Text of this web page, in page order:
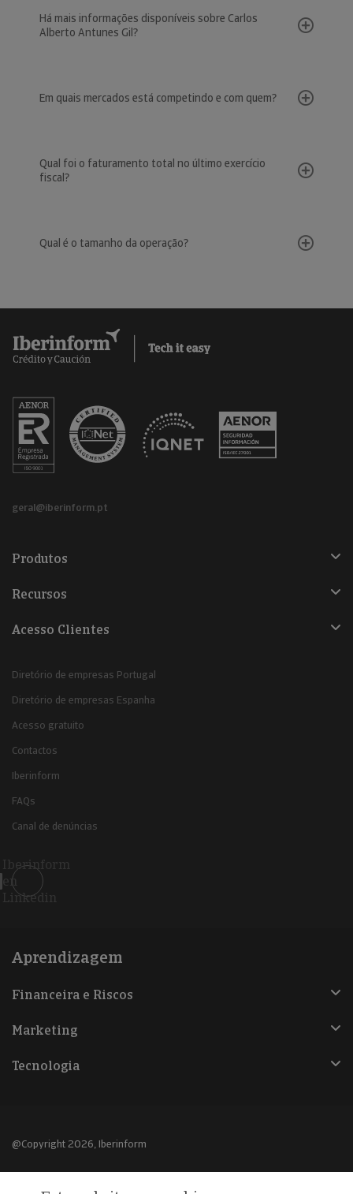
Há mais informações disponíveis sobre Carlos
Alberto Antunes Gil?
Em quais mercados está competindo e com quem?
Qual foi o faturamento total no último exercício
fiscal?
Qual é o tamanho da operação?
geral@iberinform.pt
Produtos
Recursos
Acesso Clientes
Diretório de empresas Portugal
Diretório de empresas Espanha
Acesso gratuito
Contactos
Iberinform
FAQs
Canal de denúncias
Iberinform
en
Linkedin
Aprendizagem
Financeira e Riscos
Marketing
Tecnologia
@Copyright 2026, Iberinform